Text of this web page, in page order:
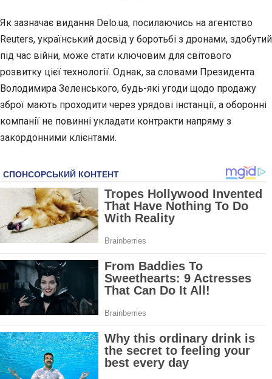
Як зазначає видання Delo.ua, посилаючись на агентство
Reuters, український досвід у боротьбі з дронами, здобутий
під час війни, може стати ключовим для світового
розвитку цієї технології. Однак, за словами Президента
Володимира Зеленського, будь-які угоди щодо продажу
зброї мають проходити через урядові інстанції, а оборонні
компанії не повинні укладати контракти напряму з
закордонними клієнтами.